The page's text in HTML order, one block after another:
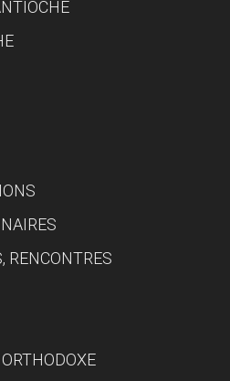
RENCONTRES